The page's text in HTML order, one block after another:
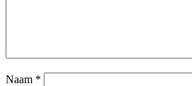
Naam *